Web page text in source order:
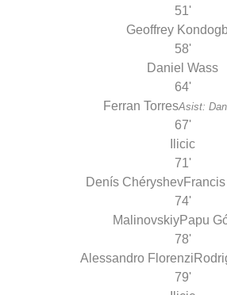
51'
Geoffrey
58'
Daniel Wass
64'
Ferran TorresAsist:
67'
Ilicic
71'
Denís Chéryshev
74'
MalinovskiyPapu
78'
Alessandro Florenzi
79'